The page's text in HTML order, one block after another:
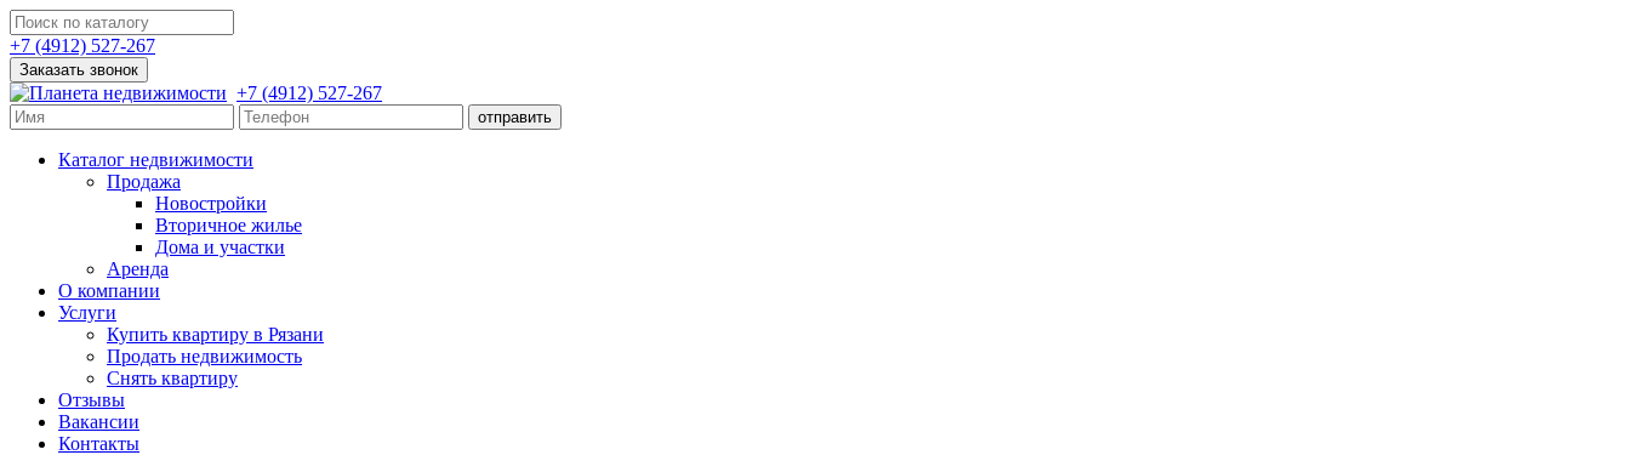
+7 (4912) 527-267
Заказать звонок
+7 (4912) 527-267
Каталог недвижимости
Продажа
Новостройки
Вторичное жилье
Дома и участки
Аренда
О компании
Услуги
Купить квартиру в Рязани
Продать недвижимость
Снять квартиру
Отзывы
Вакансии
Контакты